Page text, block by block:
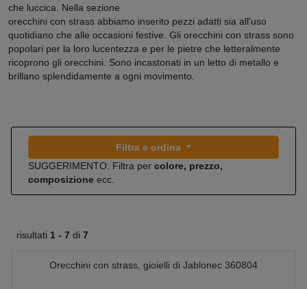
che luccica. Nella sezione
orecchini con strass abbiamo inserito pezzi adatti sia all'uso
quotidiano che alle occasioni festive. Gli orecchini con strass sono
popolari per la loro lucentezza e per le pietre che letteralmente
ricoprono gli orecchini. Sono incastonati in un letto di metallo e
brillano splendidamente a ogni movimento.
Filtra e ordina
SUGGERIMENTO: Filtra per colore, prezzo,
composizione ecc.
risultati 1 - 7 di 7
Orecchini con strass, gioielli di Jablonec 360804